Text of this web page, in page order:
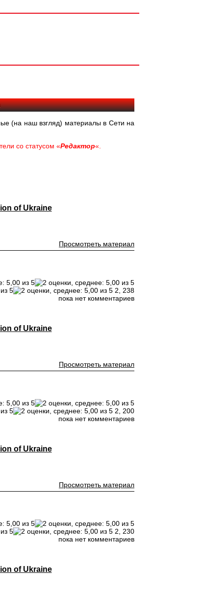
(на наш взгляд) материалы в Сети на
со статусом «Редактор«.
of Ukraine
Просмотреть материал
2, 238
пока нет комментариев
of Ukraine
Просмотреть материал
2, 200
пока нет комментариев
of Ukraine
Просмотреть материал
2, 230
пока нет комментариев
of Ukraine